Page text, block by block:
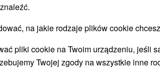
na jakie rodzaje plików cookie
pliki cookie na Twoim urządzeniu, jeśli
Twojej zgody na wszystkie inne